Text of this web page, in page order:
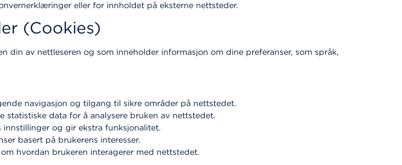
eller for innholdet på eksterne nettsteder.
(Cookies)
din av nettleseren og som inneholder informasjon om dine preferanser, som språk,
navigasjon og tilgang til sikre områder på nettstedet.
statistiske data for å analysere bruken av nettstedet.
innstillinger og gir ekstra funksjonalitet.
basert på brukerens interesser.
hvordan brukeren interagerer med nettstedet.